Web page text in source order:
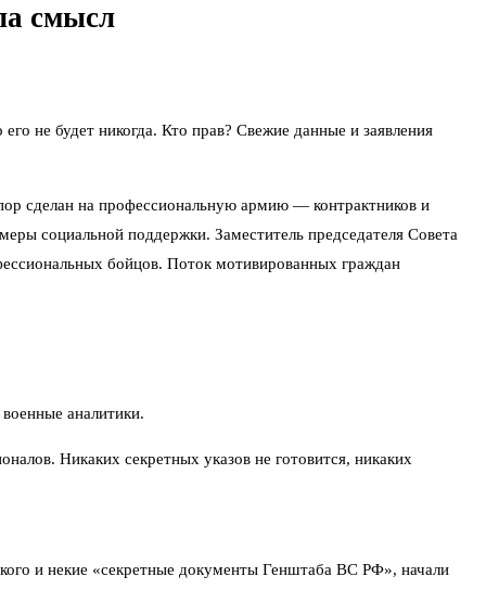
смысл
не будет никогда. Кто прав? Свежие данные и заявления
сделан на профессиональную армию — контрактников и
социальной поддержки. Заместитель председателя Совета
бойцов. Поток мотивированных граждан
аналитики.
Никаких секретных указов не готовится, никаких
и некие «секретные документы Генштаба ВС РФ», начали